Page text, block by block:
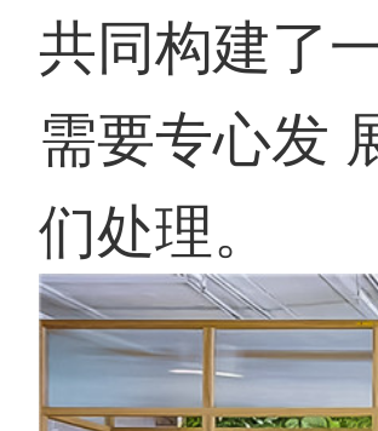
共同构建了
需要专心发
们处理。